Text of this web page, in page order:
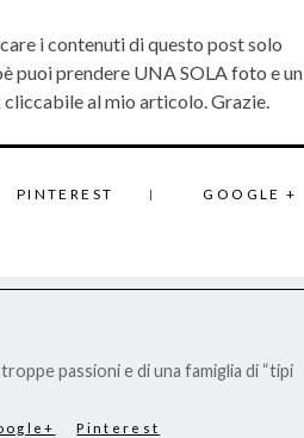
i contenuti di questo post solo
puoi prendere UNA SOLA foto e un
al mio articolo. Grazie.
PINTEREST GOOGLE +
passioni e di una famiglia di “tipi
Pinterest